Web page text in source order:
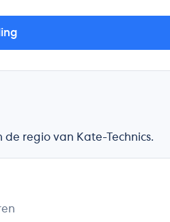
regio van Kate-Technics.